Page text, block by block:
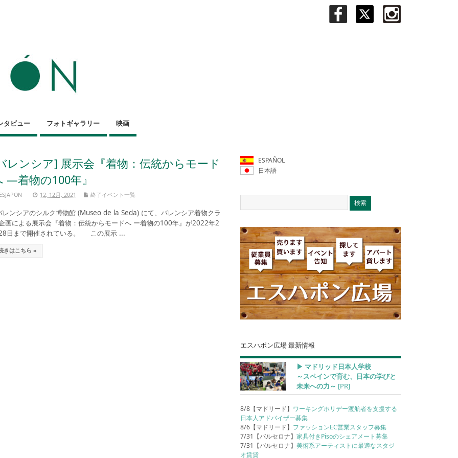
タビュー フォトギャラリー 映画
レンシア] 展示会『着物：伝統からモード
—着物の100年』
12, 12月, 2021 終了イベント一覧
ンシアのシルク博物館 (Museo de la Seda) にて、バレンシア着物クラ
画による展示会『着物：伝統からモードへ ー着物の100年』が2022年2
日まで開催されている。 この展示 ...
きはこちら »
ESPAÑOL
日本語
エスハポン広場 最新情報
▶︎ マドリッド日本人学校
～スペインで育む、日本の学びと
未来への力～ [PR]
8/8【マドリード】 ワーキングホリデー渡航者を支援する
日本人アドバイザー募集
8/6【マドリード】 ファッションEC営業スタッフ募集
7/31【バルセロナ】家具付きPisoのシェアメート募集
7/31【バルセロナ】美術系アーティストに最適なスタジ
オ賃貸